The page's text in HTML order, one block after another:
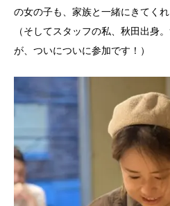
の女の子も、家族と一緒にきてくれ
（そしてスタッフの私、秋田出身
が、ついについに参加です！）